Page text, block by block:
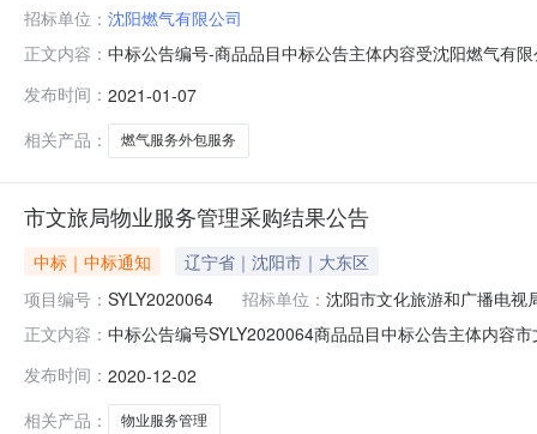
招标单位： 沈阳燃气有限公司
正文内容： 中标公告编号-商品品目中标公告主体内容受沈阳燃气有
如有异议，请在公示期内向招标代理书面提出。招标人
发布时间： 2021-01-07
相关产品：
燃气服务外包服务
市文旅局物业服务管理采购结果公告
中标｜中标通知
辽宁省｜沈阳市｜大东区
项目编号： SYLY2020064 招标单位： 沈阳市文化旅游和广播电视
正文内容： 中标公告编号SYLY2020064商品品目中标公告主体内容
包号结果类型确定原因确定时间中标(成交)供应商名称
发布时间： 2020-12-02
相关产品：
物业服务管理